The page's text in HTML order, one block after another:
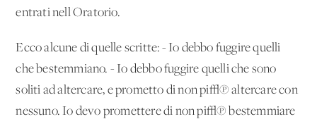
entrati nell'Oratorio.
Ecco alcune di quelle scritte: - Io debbo fuggire quelli
che bestemmiano. - Io debbo fuggire quelli che sono
soliti ad altercare, e prometto di non pi√π altercare con
nessuno. Io devo promettere di non pi√π bestemmiare